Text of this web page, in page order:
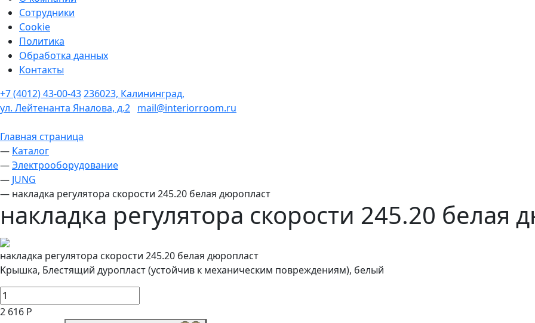
Сотрудники
Cookie
Политика
Обработка данных
Контакты
+7 (4012) 43-00-43236023, Калининград,
ул. Лейтенанта Яналова, д.2 mail@interiorroom.ru
Главная страница
— Каталог
—Электрооборудование
— JUNG
— накладка регулятора скорости 245.20 белая дюропласт
накладка регулятора скорости 245.20 белая
накладка регулятора скорости 245.20 белая дюропласт
Kрышка, Блестящий дуропласт (устойчив к механическим повреждениям), белый
2 616 Р